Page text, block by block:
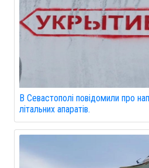
В Севастополі повідомили про
літальних апаратів.